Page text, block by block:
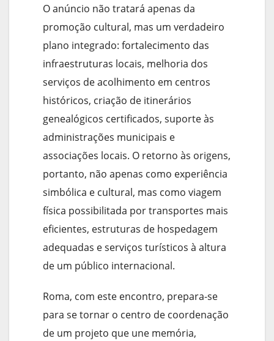
O anúncio não tratará apenas da
promoção cultural, mas um verdadeiro
plano integrado: fortalecimento das
infraestruturas locais, melhoria dos
serviços de acolhimento em centros
históricos, criação de itinerários
genealógicos certificados, suporte às
administrações municipais e
associações locais. O retorno às origens,
portanto, não apenas como experiência
simbólica e cultural, mas como viagem
física possibilitada por transportes mais
eficientes, estruturas de hospedagem
adequadas e serviços turísticos à altura
de um público internacional.
Roma, com este encontro, prepara-se
para se tornar o centro de coordenação
de um projeto que une memória,